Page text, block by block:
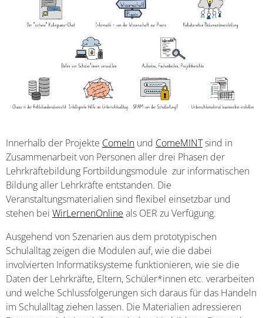
Innerhalb der Projekte ComeIn und ComeMINTsind in
Zusammenarbeit von Personen aller drei Phasen der
Lehrkräftebildung Fortbildungsmodule zur informatischen
Bildung aller Lehrkräfte entstanden. Die
Veranstaltungsmaterialien sind flexibel einsetzbar und
stehen bei WirLernenOnline als OER zu Verfügung.
Ausgehend von Szenarien aus dem prototypischen
Schulalltag zeigen die Modulen auf, wie die dabei
involvierten Informatiksysteme funktionieren, wie sie die
Daten der Lehrkräfte, Eltern, Schüler*innen etc. verarbeiten
und welche Schlussfolgerungen sich daraus für das Handeln
im Schulalltag ziehen lassen. Die Materialien adressieren